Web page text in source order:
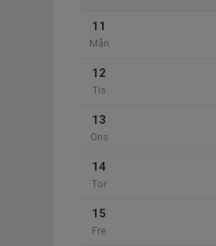
11
Mån
12
Tis
13
Ons
14
Tor
15
Fre